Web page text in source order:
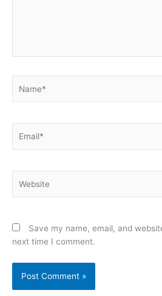
Save my name, email, and
next time I comment.